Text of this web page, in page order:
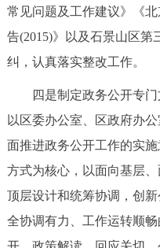
常见问题及工作建议》《
告(2015)》以及石景山区第
纠，认真落实整改工作。
四是制定政务公开专门
以区委办公室、区政府办
面推进政务公开工作的实
方式为核心，以面向基层
顶层设计和统筹协调，创
全协调有力、工作运转顺